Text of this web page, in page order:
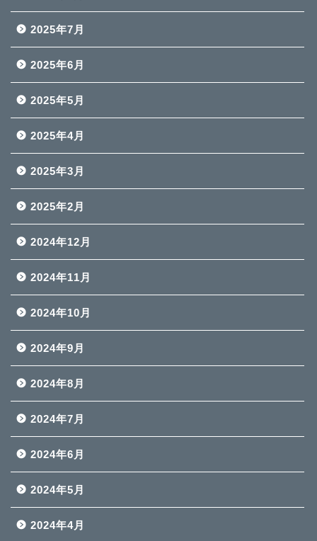
2025年7月
2025年6月
2025年5月
2025年4月
2025年3月
2025年2月
2024年12月
2024年11月
2024年10月
2024年9月
2024年8月
2024年7月
2024年6月
2024年5月
2024年4月